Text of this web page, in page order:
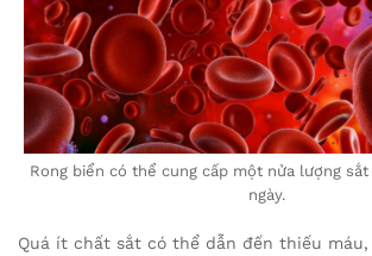
Rong biển có thể cung cấp một nửa lượng
ngày.
Quá ít chất sắt có thể dẫn đến thiếu máu,